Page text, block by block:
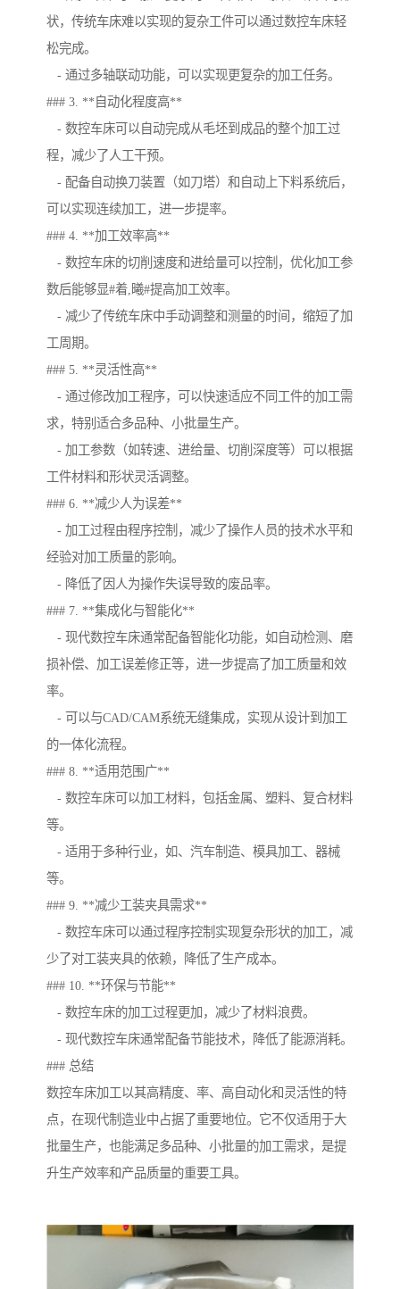
状，传统车床难以实现的复杂工件可以通过数控车床轻
松完成。
- 通过多轴联动功能，可以实现更复杂的加工任务。
### 3. **自动化程度高**
- 数控车床可以自动完成从毛坯到成品的整个加工过
程，减少了人工干预。
- 配备自动换刀装置（如刀塔）和自动上下料系统后，
可以实现连续加工，进一步提率。
### 4. **加工效率高**
- 数控车床的切削速度和进给量可以控制，优化加工参
数后能够显#着,曦#提高加工效率。
- 减少了传统车床中手动调整和测量的时间，缩短了加
工周期。
### 5. **灵活性高**
- 通过修改加工程序，可以快速适应不同工件的加工需
求，特别适合多品种、小批量生产。
- 加工参数（如转速、进给量、切削深度等）可以根据
工件材料和形状灵活调整。
### 6. **减少人为误差**
- 加工过程由程序控制，减少了操作人员的技术水平和
经验对加工质量的影响。
- 降低了因人为操作失误导致的废品率。
### 7. **集成化与智能化**
- 现代数控车床通常配备智能化功能，如自动检测、磨
损补偿、加工误差修正等，进一步提高了加工质量和效
率。
- 可以与CAD/CAM系统无缝集成，实现从设计到加工
的一体化流程。
### 8. **适用范围广**
- 数控车床可以加工材料，包括金属、塑料、复合材料
等。
- 适用于多种行业，如、汽车制造、模具加工、器械
等。
### 9. **减少工装夹具需求**
- 数控车床可以通过程序控制实现复杂形状的加工，减
少了对工装夹具的依赖，降低了生产成本。
### 10. **环保与节能**
- 数控车床的加工过程更加，减少了材料浪费。
- 现代数控车床通常配备节能技术，降低了能源消耗。
### 总结
数控车床加工以其高精度、率、高自动化和灵活性的特
点，在现代制造业中占据了重要地位。它不仅适用于大
批量生产，也能满足多品种、小批量的加工需求，是提
升生产效率和产品质量的重要工具。